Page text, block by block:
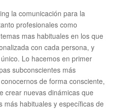
la comunicación para la
profesionales como
mas habituales en los que
con cada persona, y
Lo hacemos en primer
subconscientes más
de forma consciente,
crear nuevas dinámicas que
más habituales y específicas de